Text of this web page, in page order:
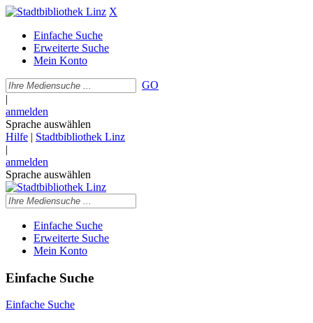
X
Einfache Suche
Erweiterte Suche
Mein Konto
GO
|
anmelden
Sprache auswählen
Hilfe | Stadtbibliothek Linz
|
anmelden
Sprache auswählen
Einfache Suche
Erweiterte Suche
Mein Konto
Einfache Suche
Einfache Suche